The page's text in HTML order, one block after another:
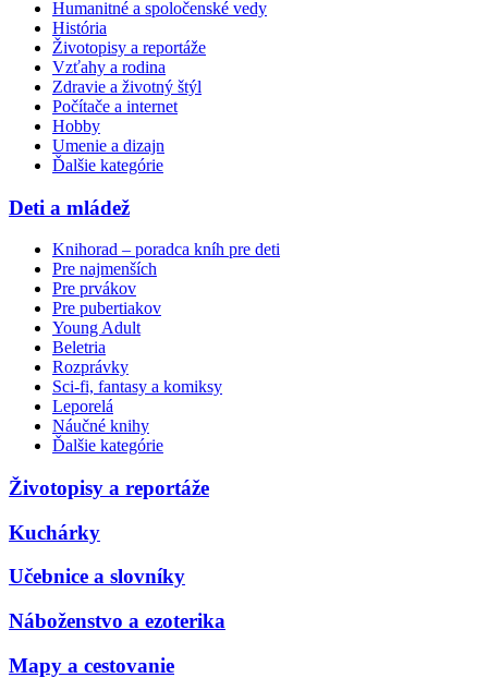
Humanitné a spoločenské vedy
História
Životopisy a reportáže
Vzťahy a rodina
Zdravie a životný štýl
Počítače a internet
Hobby
Umenie a dizajn
Ďalšie kategórie
Deti a mládež
Knihorad – poradca kníh pre deti
Pre najmenších
Pre prvákov
Pre pubertiakov
Young Adult
Beletria
Rozprávky
Sci-fi, fantasy a komiksy
Leporelá
Náučné knihy
Ďalšie kategórie
Životopisy a reportáže
Kuchárky
Učebnice a slovníky
Náboženstvo a ezoterika
Mapy a cestovanie